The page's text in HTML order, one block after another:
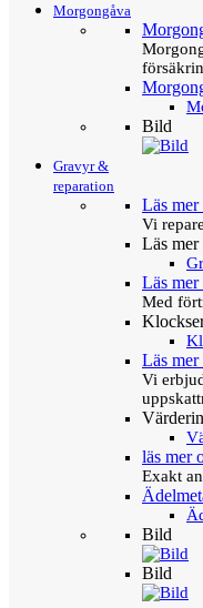
Morgongåva
Bild
Gravyr &
reparation
Läs
Vi
Läs
Läs
Med
Läs
Vi
läs mer
Exakt
Bild
Bild